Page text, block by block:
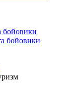
бойовики
бойовики